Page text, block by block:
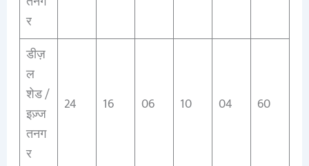
र
डीज़
ल
शेड /
इज़्ज
तनग
र
24 16 06 10 04 60